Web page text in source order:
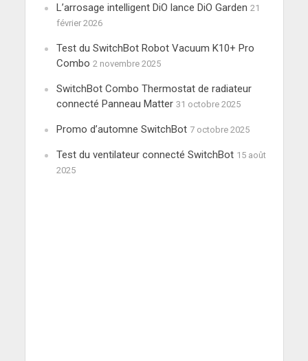
L’arrosage intelligent DiO lance DiO Garden 21
février 2026
Test du SwitchBot Robot Vacuum K10+ Pro
Combo 2 novembre 2025
SwitchBot Combo Thermostat de radiateur
connecté Panneau Matter 31 octobre 2025
Promo d’automne SwitchBot 7 octobre 2025
Test du ventilateur connecté SwitchBot 15 août
2025